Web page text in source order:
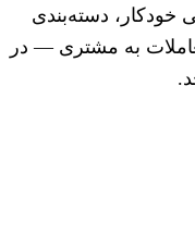
خودکار، دسته‌بندی
به مشتری — در